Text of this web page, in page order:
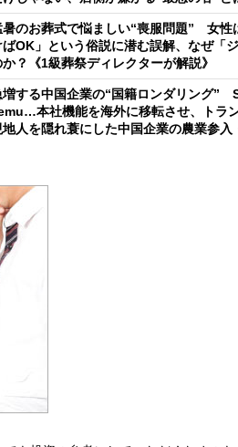
暑のお葬式で悩ましい“喪服問題” 女性
ばOK」という俗説に潜む誤解、なぜ「
か？《1級葬祭ディレクターが解説》
増する中国企業の“国籍ロンダリング”
本社機能を海外に移転させ、トラ
地人を隠れ蓑にした中国企業の農業参入